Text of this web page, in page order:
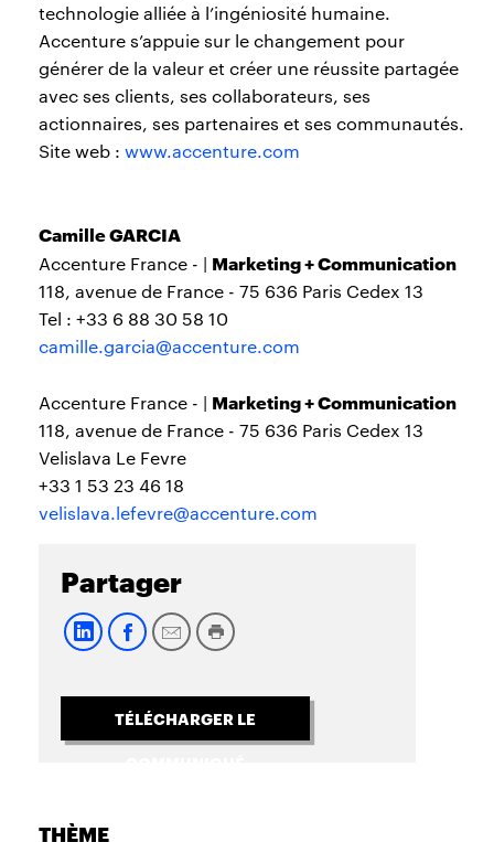
technologie alliée à l’ingéniosité humaine.
Accenture s’appuie sur le changement pour
générer de la valeur et créer une réussite partagée
avec ses clients, ses collaborateurs, ses
actionnaires, ses partenaires et ses communautés.
Site web : www.accenture.com
Camille GARCIA
Accenture France - | Marketing + Communication
118, avenue de France - 75 636 Paris Cedex 13
Tel : +33 6 88 30 58 10
camille.garcia@accenture.com
Accenture France - | Marketing + Communication
118, avenue de France - 75 636 Paris Cedex 13
Velislava Le Fevre
+33 1 53 23 46 18
velislava.lefevre@accenture.com
Partager
TÉLÉCHARGER LE
THÈME